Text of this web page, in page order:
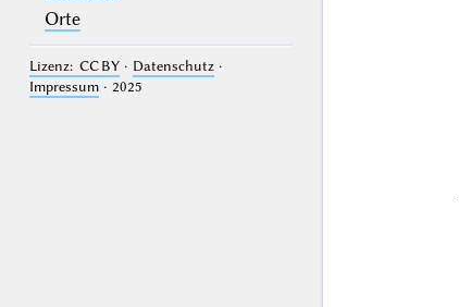
Orte
Lizenz: CC BY· Datenschutz·
Impressum· 2025